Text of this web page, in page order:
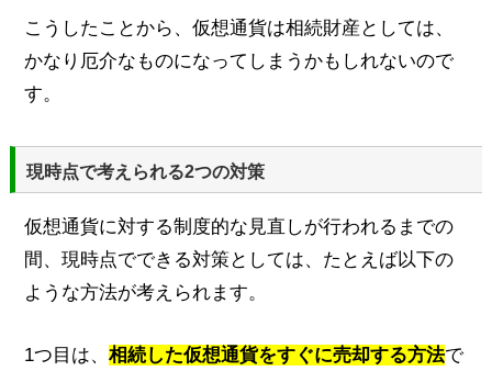
こうしたことから、仮想通貨は相続財産としては、
かなり厄介なものになってしまうかもしれないので
す。
現時点で考えられる2つの対策
仮想通貨に対する制度的な見直しが行われるまでの
間、現時点でできる対策としては、たとえば以下の
ような方法が考えられます。
1つ目は、 相続した仮想通貨をすぐに売却する方法で